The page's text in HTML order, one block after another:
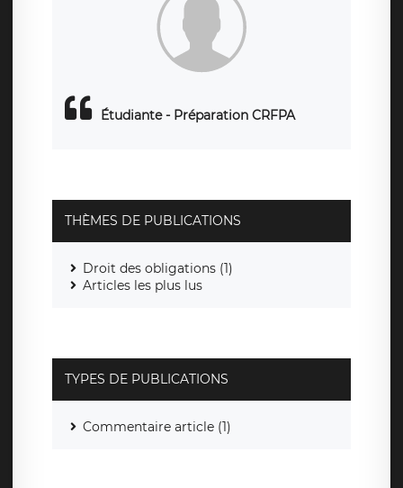
Étudiante - Préparation CRFPA
THÈMES DE PUBLICATIONS
Droit des obligations (1)
Articles les plus lus
TYPES DE PUBLICATIONS
Commentaire article (1)